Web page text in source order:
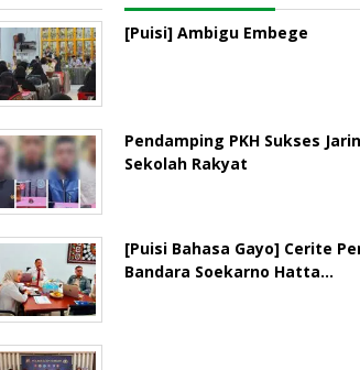
[Puisi] Ambigu Embege
Pendamping PKH Sukses
Sekolah Rakyat
[Puisi Bahasa Gayo] Cerite
Bandara Soekarno Hatta…